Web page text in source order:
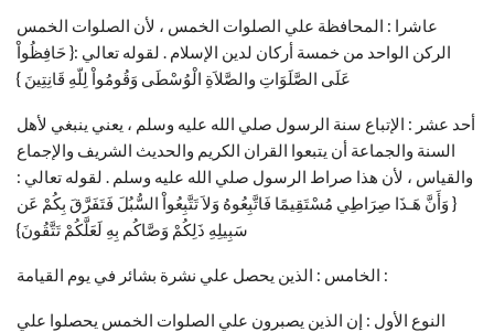
عاشرا : المحافظة علي الصلوات الخمس ، لأن الصلوات الخمس
الركن الواحد من خمسة أركان لدين الإسلام . لقوله تعالي :{ حَافِظُواْ
عَلَى الصَّلَوَاتِ والصَّلاَةِ الْوُسْطَى وَقُومُواْ لِلّهِ قَانِتِينَ }
أحد عشر : الإتباع سنة الرسول صلي الله عليه وسلم ، يعني ينبغي لأهل
السنة والجماعة أن يتبعوا القران الكريم والحديث الشريف والإجماع
والقياس ، لأن هذا صراط الرسول صلي الله عليه وسلم . لقوله تعالي :
{ وَأَنَّ هَـذَا صِرَاطِي مُسْتَقِيمًا فَاتَّبِعُوهُ وَلاَ تَتَّبِعُواْ السُّبُلَ فَتَفَرَّقَ بِكُمْ عَن
سَبِيلِهِ ذَلِكُمْ وَصَّاكُم بِهِ لَعَلَّكُمْ تَتَّقُونَ}
الخامس : الذين يحصل علي نشرة بشائر في يوم القيامة :
النوع الأول : إن الذين يصبرون علي الصلوات الخمس يحصلوا علي